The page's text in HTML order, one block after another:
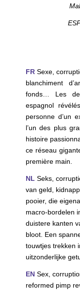
FR Sexe,
blanchiment
fonds… Les
espagnol
personne d’un
l’un des plus
histoire
ce réseau
première main.
NLSeks,
van geld,
pooier, die
macro-bordelen
duistere kanten
bloot. Een
touwtjes trekken
uitzonderlijke
ENSex,
reformed pimp